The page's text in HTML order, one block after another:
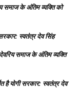
समाज के अंतिम व्यक्ति को
स्वतंत्र देव सिंह
देवरिय समाज के अंतिम व्यक्ति
है योगी सरकार: स्वतंत्र देव